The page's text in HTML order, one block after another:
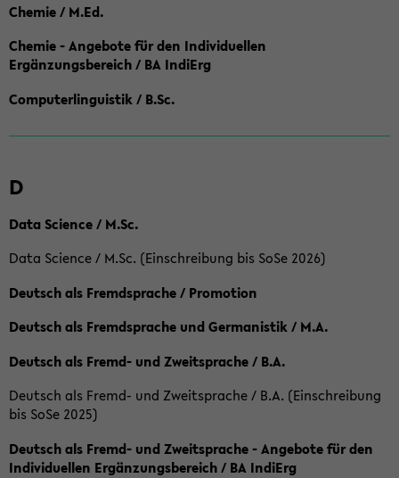
Chemie / M.Ed.
Chemie - Angebote für den Individuellen
Ergänzungsbereich / BA IndiErg
Computerlinguistik / B.Sc.
D
Data Science / M.Sc.
Data Science / M.Sc. (Einschreibung bis SoSe 2026)
Deutsch als Fremdsprache / Promotion
Deutsch als Fremdsprache und Germanistik / M.A.
Deutsch als Fremd- und Zweitsprache / B.A.
Deutsch als Fremd- und Zweitsprache / B.A. (Einschreibung
bis SoSe 2025)
Deutsch als Fremd- und Zweitsprache - Angebote für den
Individuellen Ergänzungsbereich / BA IndiErg